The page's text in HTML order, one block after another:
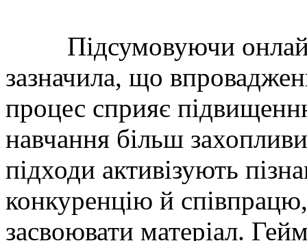
Підсумовуючи онлайн
зазначила, що
процес сприяє
навчання більш
підходи активізують
конкуренцію й
засвоювати матеріал.